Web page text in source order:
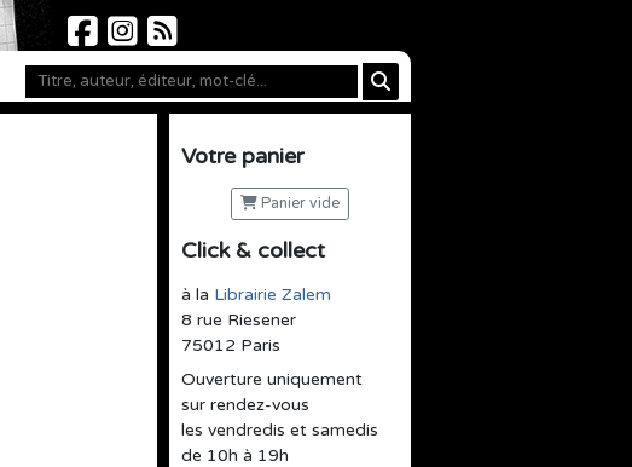
Votre panier
Panier vide
Click & collect
à la Librairie Zalem
8 rue Riesener
75012 Paris
Ouverture uniquement
sur rendez-vous
les vendredis et samedis
de 10h à 19h